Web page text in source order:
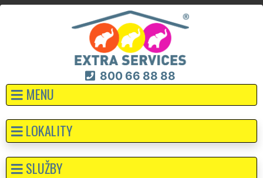
800 66 88 88
MENU
LOKALITY
SLUŽBY